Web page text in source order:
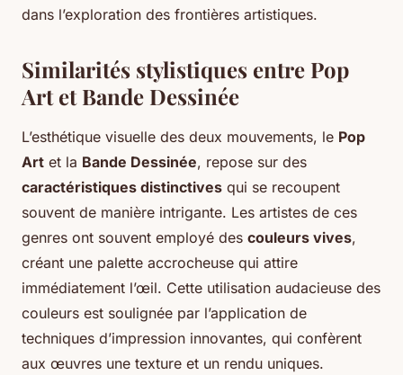
dans l’exploration des frontières artistiques.
Similarités stylistiques entre Pop
Art et Bande Dessinée
L’esthétique visuelle des deux mouvements, le Pop
Art et la Bande Dessinée, repose sur des
caractéristiques distinctives qui se recoupent
souvent de manière intrigante. Les artistes de ces
genres ont souvent employé des couleurs vives,
créant une palette accrocheuse qui attire
immédiatement l’œil. Cette utilisation audacieuse des
couleurs est soulignée par l’application de
techniques d’impression innovantes, qui confèrent
aux œuvres une texture et un rendu uniques.